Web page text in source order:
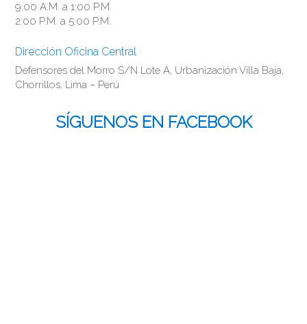
9:00 A.M. a 1:00 P.M.
2:00 P.M. a 5:00 P.M.
Dirección Oficina Central
Defensores del Morro S/N Lote A, Urbanización Villa Baja,
Chorrillos, Lima – Perú
SÍGUENOS EN FACEBOOK